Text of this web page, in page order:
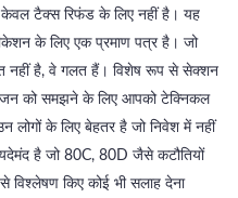
टैक्स रिफंड के लिए नहीं है। यह
के लिए एक प्रमाण पत्र है। जो
नहीं है, वे गलत हैं। विशेष रूप से सेक्शन
को समझने के लिए आपको टेक्निकल
के लिए बेहतर है जो निवेश में नहीं
है जो 80C, 80D जैसे कटौतियों
विश्लेषण किए कोई भी सलाह देना